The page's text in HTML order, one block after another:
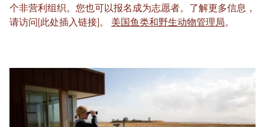
个非营利组织。您也可以报名成为志愿者。了解更多信息，
请访问[此处插入链接]。 美国鱼类和野生动物管理局。